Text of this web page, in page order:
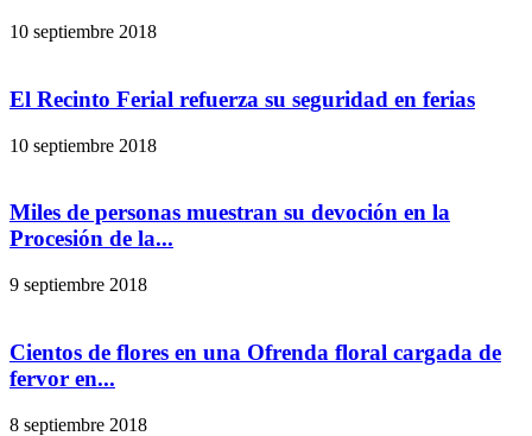
10 septiembre 2018
El Recinto Ferial refuerza su seguridad en ferias
10 septiembre 2018
Miles de personas muestran su devoción en la
Procesión de la...
9 septiembre 2018
Cientos de flores en una Ofrenda floral cargada de
fervor en...
8 septiembre 2018